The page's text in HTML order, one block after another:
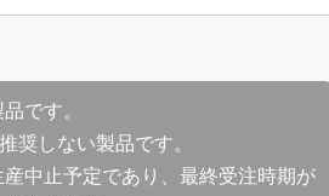
です。
奨しない製品です。
中止予定であり、最終受注時期が